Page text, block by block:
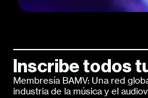
Inscribe todos
Membresía BAMV: Una red
industria de la música y el